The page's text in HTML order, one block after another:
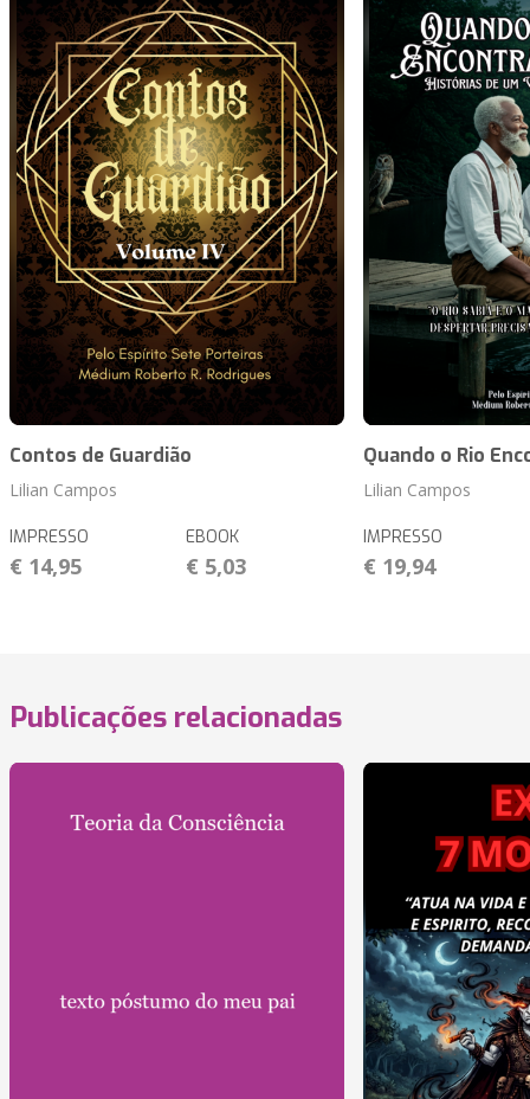
Contos de Guardião
Lilian Campos
IMPRESSO
€ 14,95
EBOOK
€ 5,03
Quando o Rio
Lilian Campos
IMPRESSO
€ 19,94
Publicações relacionadas